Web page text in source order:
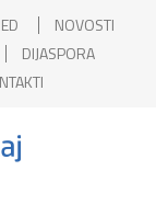
NOVOSTI
DIJASPORA